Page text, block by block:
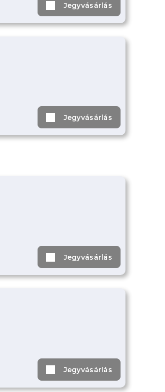
Jegyvásárlás
Jegyvásárlás
Jegyvásárlás
Jegyvásárlás